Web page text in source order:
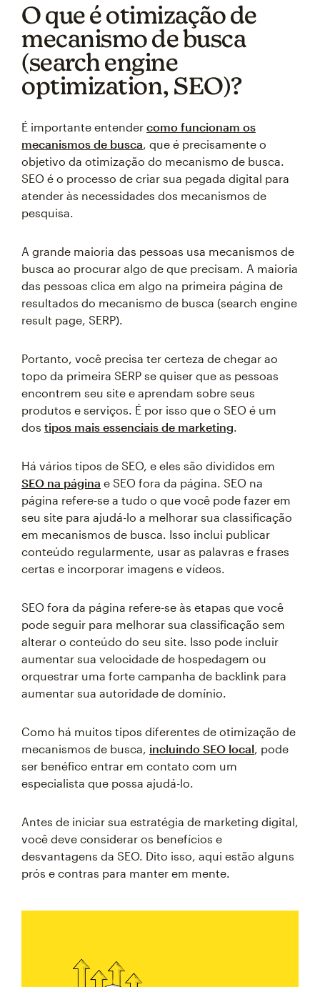
O que é otimização de
mecanismo de busca
(search engine
optimization, SEO)?
É importante entender como funcionam os
mecanismos de busca, que é precisamente o
objetivo da otimização do mecanismo de busca.
SEO é o processo de criar sua pegada digital para
atender às necessidades dos mecanismos de
pesquisa.
A grande maioria das pessoas usa mecanismos de
busca ao procurar algo de que precisam. A maioria
das pessoas clica em algo na primeira página de
resultados do mecanismo de busca (search engine
result page, SERP).
Portanto, você precisa ter certeza de chegar ao
topo da primeira SERP se quiser que as pessoas
encontrem seu site e aprendam sobre seus
produtos e serviços. É por isso que o SEO é um
dos tipos mais essenciais de marketing.
Há vários tipos de SEO, e eles são divididos em
SEO na página e SEO fora da página. SEO na
página refere-se a tudo o que você pode fazer em
seu site para ajudá-lo a melhorar sua classificação
em mecanismos de busca. Isso inclui publicar
conteúdo regularmente, usar as palavras e frases
certas e incorporar imagens e vídeos.
SEO fora da página refere-se às etapas que você
pode seguir para melhorar sua classificação sem
alterar o conteúdo do seu site. Isso pode incluir
aumentar sua velocidade de hospedagem ou
orquestrar uma forte campanha de backlink para
aumentar sua autoridade de domínio.
Como há muitos tipos diferentes de otimização de
mecanismos de busca, incluindo SEO local, pode
ser benéfico entrar em contato com um
especialista que possa ajudá-lo.
Antes de iniciar sua estratégia de marketing digital,
você deve considerar os benefícios e
desvantagens da SEO. Dito isso, aqui estão alguns
prós e contras para manter em mente.